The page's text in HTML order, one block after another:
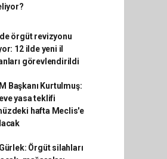
örgüt revizyonu
12 ilde yeni il
görevlendirildi
Başkanı Kurtulmuş:
yasa teklifi
hafta Meclis'e
Örgüt silahları